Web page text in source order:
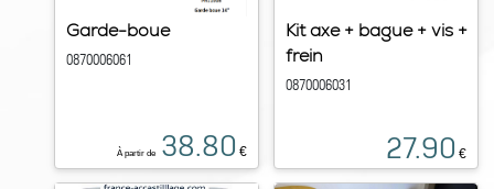
Garde-boue
0870006061
À partir de 38.80 €
Kit axe + bague + vis +
frein
0870006031
27.90 €